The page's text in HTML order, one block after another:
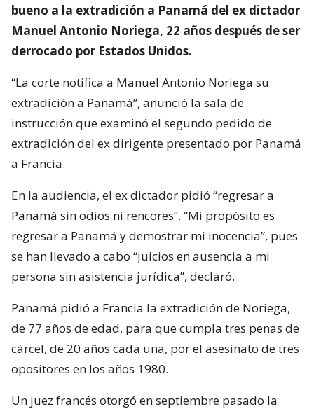
bueno a la extradición a Panamá del ex dictador
Manuel Antonio Noriega, 22 años después de ser
derrocado por Estados Unidos.
“La corte notifica a Manuel Antonio Noriega su
extradición a Panamá”, anunció la sala de
instrucción que examinó el segundo pedido de
extradición del ex dirigente presentado por Panamá
a Francia.
En la audiencia, el ex dictador pidió “regresar a
Panamá sin odios ni rencores”. “Mi propósito es
regresar a Panamá y demostrar mi inocencia”, pues
se han llevado a cabo “juicios en ausencia a mi
persona sin asistencia jurídica”, declaró.
Panamá pidió a Francia la extradición de Noriega,
de 77 años de edad, para que cumpla tres penas de
cárcel, de 20 años cada una, por el asesinato de tres
opositores en los años 1980.
Un juez francés otorgó en septiembre pasado la